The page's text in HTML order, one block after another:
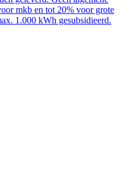
mkb en tot 20% voor grote
1.000 kWh gesubsidieerd.